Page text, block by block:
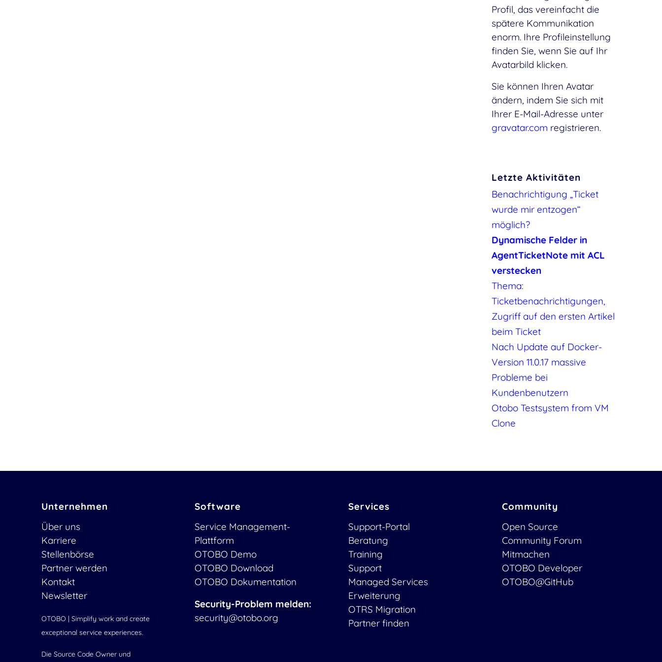
Profil, das vereinfacht die
spätere Kommunikation
enorm. Ihre Profileinstellung
finden Sie, wenn Sie auf Ihr
Avatarbild klicken.
Sie können Ihren Avatar
ändern, indem Sie sich mit
Ihrer E-Mail-Adresse unter
gravatar.com registrieren.
Letzte Aktivitäten
Benachrichtigung „Ticket
wurde mir entzogen“
möglich?
Dynamische Felder in
AgentTicketNote mit ACL
verstecken
Thema:
Ticketbenachrichtigungen,
Zugriff auf den ersten Artikel
beim Ticket
Nach Update auf Docker-
Version 11.0.17 massive
Probleme bei
Kundenbenutzern
Otobo Testsystem from VM
Clone
Unternehmen
Über uns
Karriere
Stellenbörse
Partner werden
Kontakt
Newsletter
OTOBO | Simplify work and create
exceptional service experiences.
Die Source Code Owner und
Software
Service Management-
Plattform
OTOBO Demo
OTOBO Download
OTOBO Dokumentation
Security-Problem melden:
security@otobo.org
Services
Support-Portal
Beratung
Training
Support
Managed Services
Erweiterung
OTRS Migration
Partner finden
Community
Open Source
Community Forum
Mitmachen
OTOBO Developer
OTOBO@GitHub